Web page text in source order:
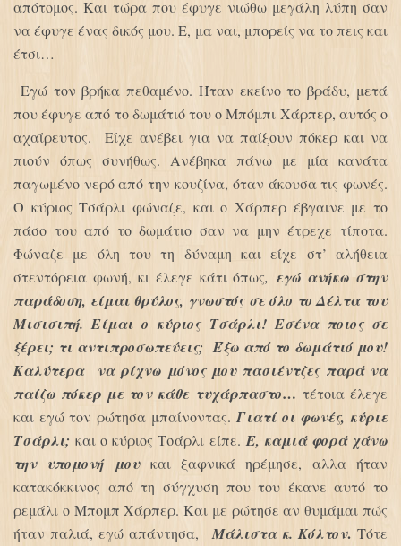
απότομος. Και τώρα που έφυγε νιώθω μεγάλη λύπη σαν
να έφυγε ένας δικός μου. Ε, μα ναι, μπορείς να το πεις και
έτσι…
Εγώ τον βρήκα πεθαμένο. Ήταν εκείνο το βράδυ, μετά
που έφυγε από το δωμάτιό του ο Μπόμπι Χάρπερ, αυτός ο
αχαΐρευτος. Είχε ανέβει για να παίξουν πόκερ και να
πιούν όπως συνήθως. Ανέβηκα πάνω με μία κανάτα
παγωμένο νερό από την κουζίνα, όταν άκουσα τις φωνές.
Ο κύριος Τσάρλι φώναζε, και ο Χάρπερ έβγαινε με το
πάσο του από το δωμάτιο σαν να μην έτρεχε τίποτα.
Φώναζε με όλη του τη δύναμη και είχε στ’ αλήθεια
στεντόρεια φωνή, κι έλεγε κάτι όπως, εγώ ανήκω στην
παράδοση, είμαι θρύλος, γνωστός σε όλο το Δέλτα του
Μισισιπή. Είμαι ο κύριος Τσάρλι! Εσένα ποιος σε
ξέρει; τι αντιπροσωπεύεις; Έξω από το δωμάτιό μου!
Καλύτερα να ρίχνω μόνος μου πασιέντζες παρά να
παίζω πόκερ με τον κάθε τυχάρπαστο…τέτοια έλεγε
και εγώ τον ρώτησα μπαίνοντας. Γιατί οι φωνές, κύριε
Τσάρλι; και ο κύριος Τσάρλι είπε. Ε, καμιά φορά χάνω
την υπομονή μου και ξαφνικά ηρέμησε, αλλα ήταν
κατακόκκινος από τη σύγχυση που του έκανε αυτό το
ρεμάλι ο Μπομπ Χάρπερ. Και με ρώτησε αν θυμάμαι πώς
ήταν παλιά, εγώ απάντησα, Μάλιστα κ. Κόλτον.Τότε